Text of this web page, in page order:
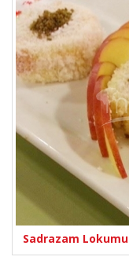
Sadrazam Lokumu